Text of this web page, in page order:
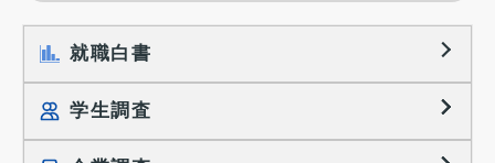
就職白書
学生調査